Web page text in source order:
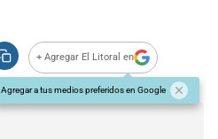
+ Agregar El Litoral en
Agregar a tus medios preferidos en Google